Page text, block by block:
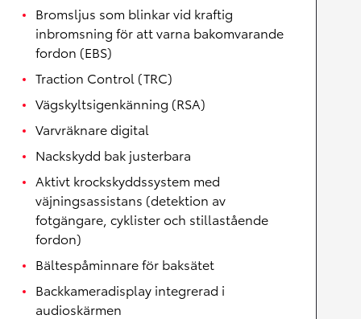
Bromsljus som blinkar vid kraftig
inbromsning för att varna bakomvarande
fordon (EBS)
Traction Control (TRC)
Vägskyltsigenkänning (RSA)
Varvräknare digital
Nackskydd bak justerbara
Aktivt krockskyddssystem med
väjningsassistans (detektion av
fotgängare, cyklister och stillastående
fordon)
Bältespåminnare för baksätet
Backkameradisplay integrerad i
audioskärmen